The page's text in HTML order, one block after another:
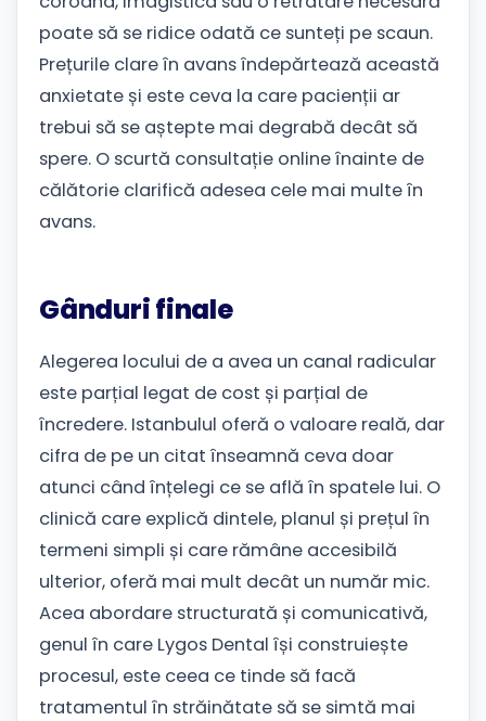
poate să se ridice odată ce sunteți pe scaun.
Prețurile clare în avans îndepărtează această
anxietate și este ceva la care pacienții ar
trebui să se aștepte mai degrabă decât să
spere. O scurtă consultație online înainte de
călătorie clarifică adesea cele mai multe în
avans.
Gânduri finale
Alegerea locului de a avea un canal radicular
este parțial legat de cost și parțial de
încredere. Istanbulul oferă o valoare reală, dar
cifra de pe un citat înseamnă ceva doar
atunci când înțelegi ce se află în spatele lui. O
clinică care explică dintele, planul și prețul în
termeni simpli și care rămâne accesibilă
ulterior, oferă mai mult decât un număr mic.
Acea abordare structurată și comunicativă,
genul în care Lygos Dental își construiește
procesul, este ceea ce tinde să facă
tratamentul în străinătate să se simtă mai